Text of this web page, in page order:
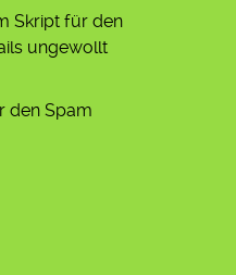
Skript für den
ungewollt
den Spam